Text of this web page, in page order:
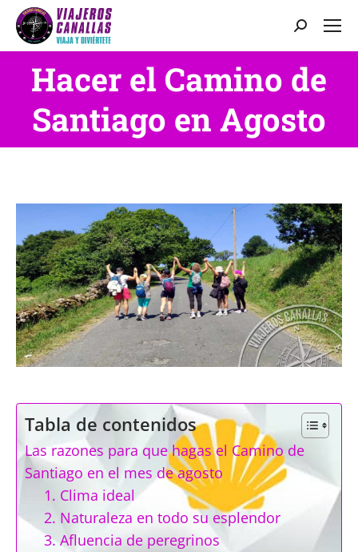
Buscar:
Hacer el Camino de
Santiago en Agosto
Tabla de contenidos
Las razones para que hagas el Camino de
Santiago en el mes de agosto
1. Clima ideal
2. Naturaleza en todo su esplendor
3. Afluencia de peregrinos